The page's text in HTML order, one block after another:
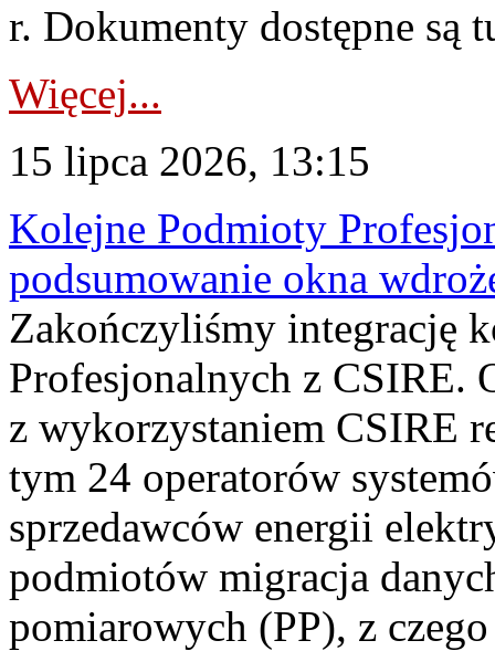
r. Dokumenty dostępne są
Więcej...
15 lipca 2026, 13:15
Kolejne Podmioty
podsumowanie okna
Zakończyliśmy integrację
Profesjonalnych z CSIRE.
z wykorzystaniem CSIRE
tym 24 operatorów
sprzedawców energii
podmiotów migracja
pomiarowych (PP), z